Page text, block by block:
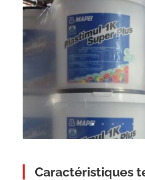
Caractéristiques